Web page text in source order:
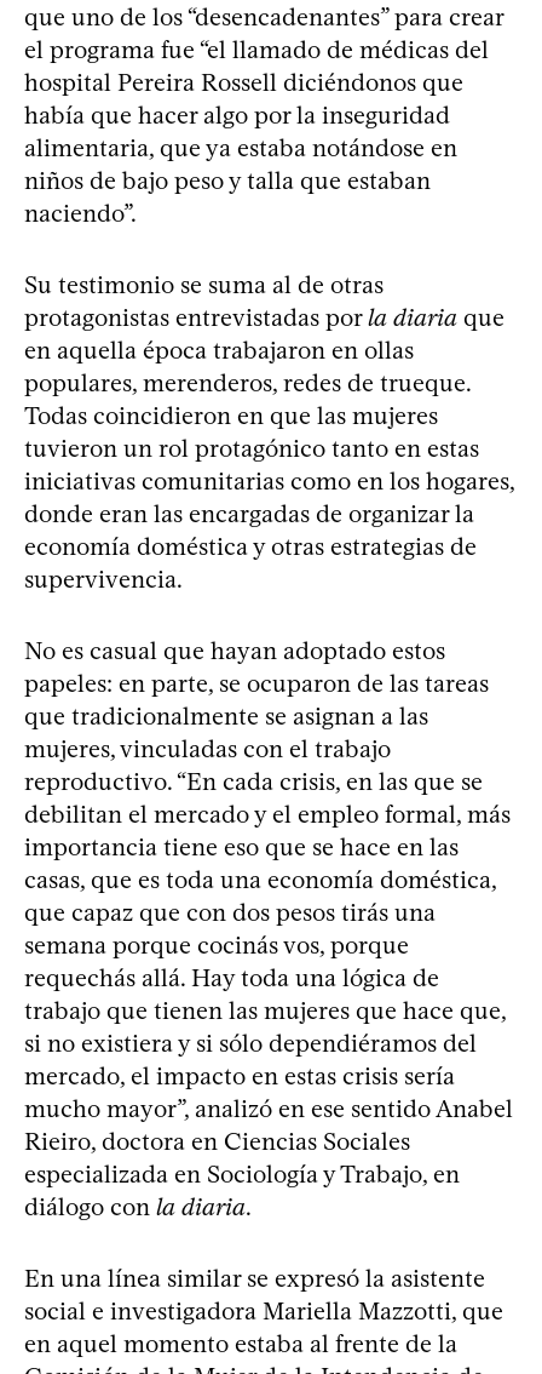
que uno de los “desencadenantes” para crear
el programa fue “el llamado de médicas del
hospital Pereira Rossell diciéndonos que
había que hacer algo por la inseguridad
alimentaria, que ya estaba notándose en
niños de bajo peso y talla que estaban
naciendo”.
Su testimonio se suma al de otras
protagonistas entrevistadas porla diaria que
en aquella época trabajaron en ollas
populares, merenderos, redes de trueque.
Todas coincidieron en que las mujeres
tuvieron un rol protagónico tanto en estas
iniciativas comunitarias como en los hogares,
donde eran las encargadas de organizar la
economía doméstica y otras estrategias de
supervivencia.
No es casual que hayan adoptado estos
papeles: en parte, se ocuparon de las tareas
que tradicionalmente se asignan a las
mujeres, vinculadas con el trabajo
reproductivo. “En cada crisis, en las que se
debilitan el mercado y el empleo formal, más
importancia tiene eso que se hace en las
casas, que es toda una economía doméstica,
que capaz que con dos pesos tirás una
semana porque cocinás vos, porque
requechás allá. Hay toda una lógica de
trabajo que tienen las mujeres que hace que,
si no existiera y si sólo dependiéramos del
mercado, el impacto en estas crisis sería
mucho mayor”, analizó en ese sentido Anabel
Rieiro, doctora en Ciencias Sociales
especializada en Sociología y Trabajo, en
diálogo con la diaria.
En una línea similar se expresó la asistente
social e investigadora Mariella Mazzotti, que
en aquel momento estaba al frente de la